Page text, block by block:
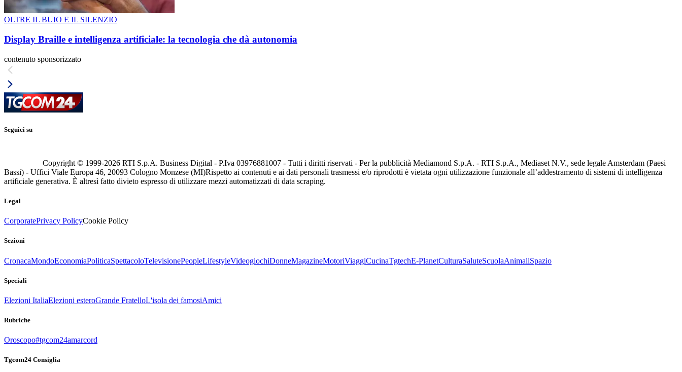
OLTRE IL BUIO E IL SILENZIO
Display Braille e intelligenza artificiale: la tecnologia che dà autonomia
contenuto sponsorizzato
Seguici su
Copyright © 1999-2026 RTI S.p.A. Business Digital - P.Iva 03976881007 - Tutti i diritti riservati - Per la pubblicità Mediamond S.p.A. - RTI S.p.A., Mediaset N.V., sede legale Amsterdam (Paesi
Bassi) - Uffici Viale Europa 46, 20093 Cologno Monzese (MI)Rispetto ai contenuti e ai dati personali trasmessi e/o riprodotti è vietata ogni utilizzazione funzionale all’addestramento di sistemi di intelligenza
artificiale generativa. È altresì fatto divieto espresso di utilizzare mezzi automatizzati di data scraping.
Legal
CorporatePrivacy PolicyCookie Policy
Sezioni
CronacaMondoEconomiaPoliticaSpettacoloTelevisionePeopleLifestyleVideogiochiDonneMagazineMotoriViaggiCucinaTgtechE-PlanetCulturaSaluteScuolaAnimaliSpazio
Speciali
Elezioni ItaliaElezioni esteroGrande FratelloL'isola dei famosiAmici
Rubriche
Oroscopo#tgcom24amarcord
Tgcom24 Consiglia